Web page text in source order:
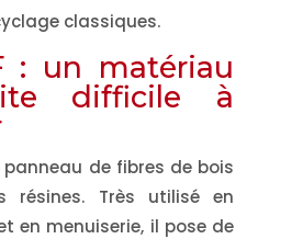
classiques.
: un matériau
difficile à
panneau de fibres de bois
résines. Très utilisé en
en menuiserie, il pose de